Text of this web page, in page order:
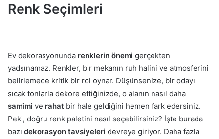
Renk Seçimleri
Ev dekorasyonunda renklerin önemi gerçekten
yadsınamaz. Renkler, bir mekanın ruh halini ve atmosferini
belirlemede kritik bir rol oynar. Düşünsenize, bir odayı
sıcak tonlarla dekore ettiğinizde, o alanın nasıl daha
samimi ve rahat bir hale geldiğini hemen fark edersiniz.
Peki, doğru renk paletini nasıl seçebilirsiniz? İşte burada
bazı dekorasyon tavsiyeleri devreye giriyor. Daha fazla